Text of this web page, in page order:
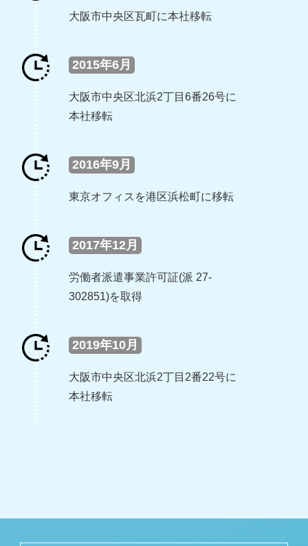
大阪市中央区瓦町に本社移転
2015年6月
大阪市中央区北浜2丁目6番26号に
本社移転
2016年9月
東京オフィスを港区浜松町に移転
2017年12月
労働者派遣事業許可証(派 27-
302851)を取得
2019年10月
大阪市中央区北浜2丁目2番22号に
本社移転